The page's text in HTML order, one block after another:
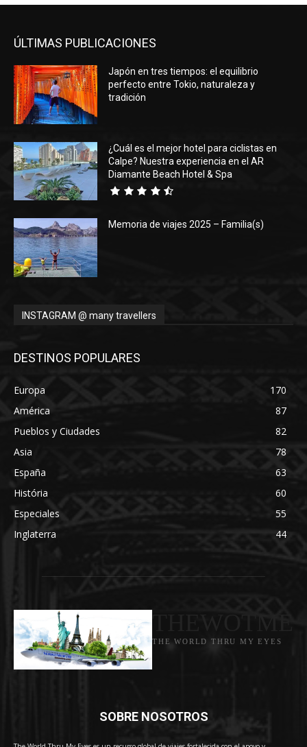
ÚLTIMAS PUBLICACIONES
Japón en tres tiempos: el equilibrio
perfecto entre Tokio, naturaleza y
tradición
¿Cuál es el mejor hotel para ciclistas en
Calpe? Nuestra experiencia en el AR
Diamante Beach Hotel & Spa
Memoria de viajes 2025 – Familia(s)
INSTAGRAM @ many travellers
DESTINOS POPULARES
Europa
170
América
87
Pueblos y Ciudades
82
Asia
78
España
63
História
60
Especiales
55
Inglaterra
44
THE WORLD THRU MY EYES
SOBRE NOSOTROS